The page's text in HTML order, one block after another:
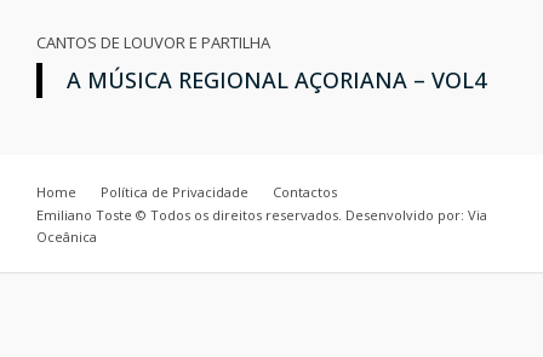
CANTOS DE LOUVOR E PARTILHA
A MÚSICA REGIONAL AÇORIANA – VOL4
Home Política de Privacidade
Contactos
Emiliano Toste © Todos os direitos reservados. Desenvolvido por: Via
Oceânica